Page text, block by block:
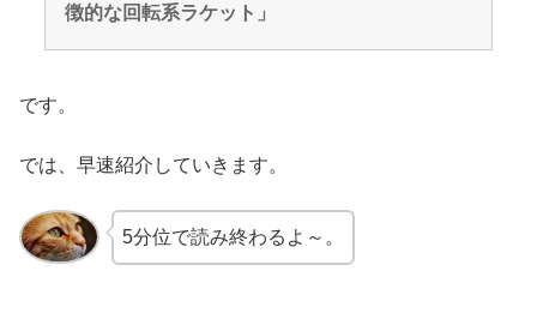
徴的な回転系ラケット」
です。
では、早速紹介していきます。
5分位で読み終わるよ～。